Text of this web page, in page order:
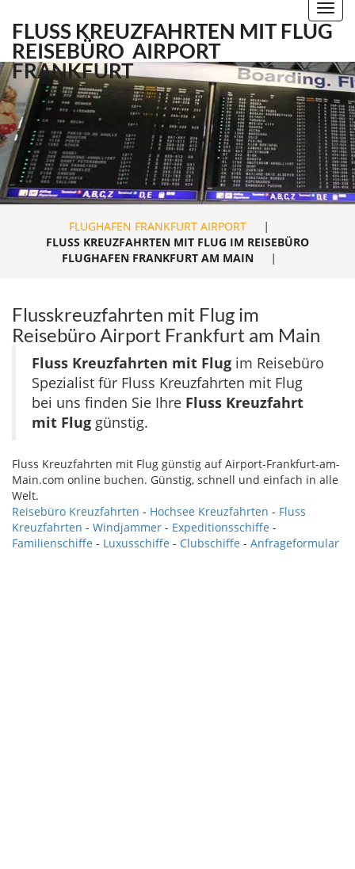
FLUSS KREUZFAHRTEN MIT FLUG
REISEBÜRO AIRPORT
FRANKFURT
FLUGHAFEN FRANKFURT AIRPORT
|
FLUSS KREUZFAHRTEN MIT FLUG IM REISEBÜRO
FLUGHAFEN FRANKFURT AM MAIN
|
Flusskreuzfahrten mit Flug im
Reisebüro Airport Frankfurt am Main
Fluss Kreuzfahrten mit Flug im Reisebüro
Spezialist für Fluss Kreuzfahrten mit Flug
bei uns finden Sie Ihre Fluss Kreuzfahrt
mit Flug günstig.
Fluss Kreuzfahrten mit Flug günstig auf Airport-Frankfurt-am-
Main.com online buchen. Günstig, schnell und einfach in alle
Welt.
Reisebüro Kreuzfahrten - Hochsee Kreuzfahrten - Fluss
Kreuzfahrten - Windjammer - Expeditionsschiffe -
Familienschiffe - Luxusschiffe - Clubschiffe - Anfrageformular